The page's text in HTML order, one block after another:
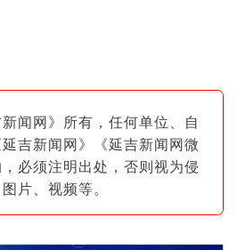
网》所有，任何单位、自
吉新闻网》《延吉新闻网微
必须注明出处，否则视为侵
片 、视频等。